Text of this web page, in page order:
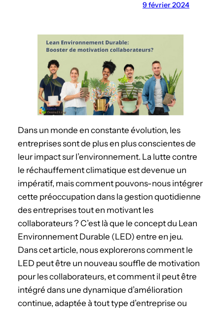
9 février 2024
Dans un monde en constante évolution, les
entreprises sont de plus en plus conscientes de
leur impact sur l’environnement. La lutte contre
le réchauffement climatique est devenue un
impératif, mais comment pouvons-nous intégrer
cette préoccupation dans la gestion quotidienne
des entreprises tout en motivant les
collaborateurs ? C’est là que le concept du Lean
Environnement Durable (LED) entre en jeu.
Dans cet article, nous explorerons comment le
LED peut être un nouveau souffle de motivation
pour les collaborateurs, et comment il peut être
intégré dans une dynamique d’amélioration
continue, adaptée à tout type d’entreprise ou